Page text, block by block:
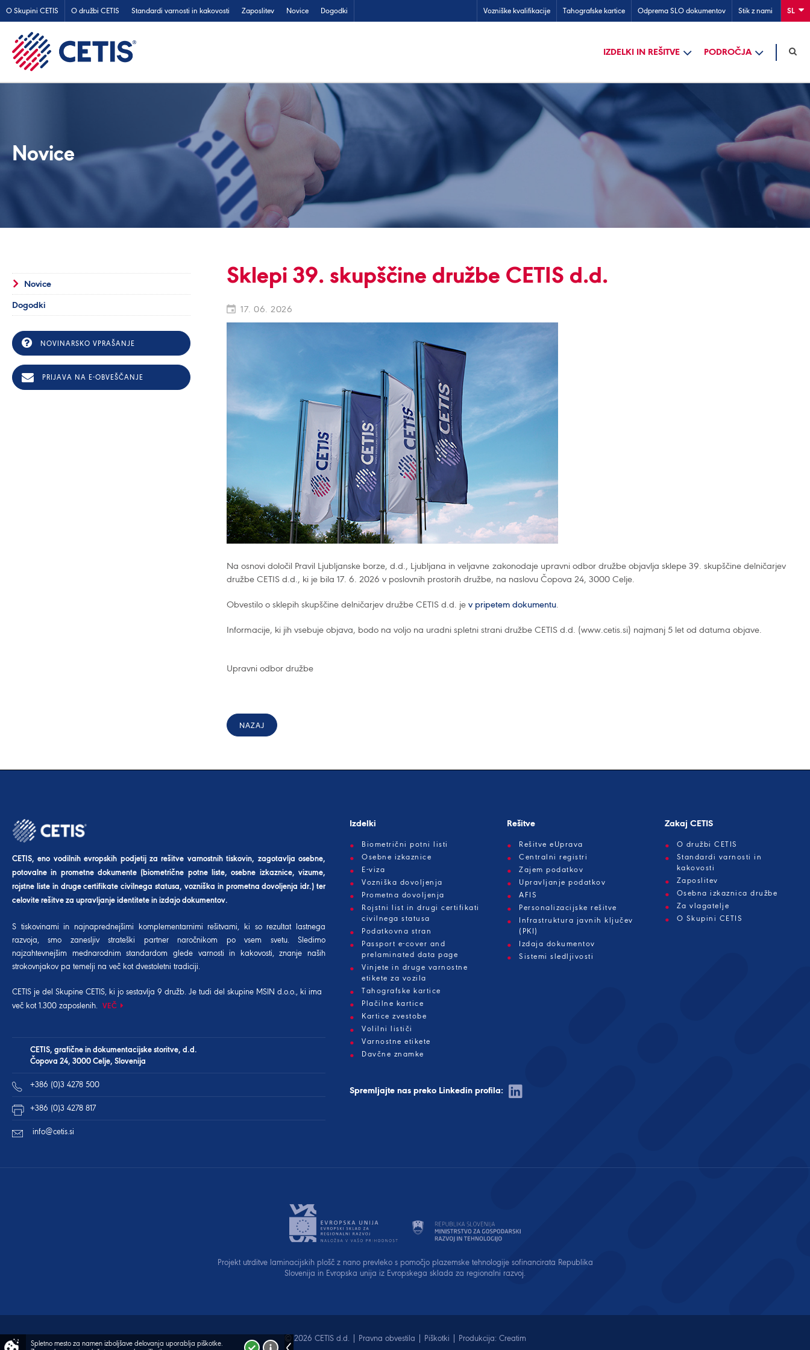
O Skupini CETIS O družbi CETIS Standardi varnosti in kakovosti Zaposlitev Novice Dogodki Vozniške kvalifikacije Tahografske kartice Odprema SLO dokumentov Stik z nami SL
IZDELKI IN REŠITVE PODROČJA
Novice
Novice
Dogodki
NOVINARSKO VPRAŠANJE
PRIJAVA NA E-OBVEŠČANJE
Sklepi 39. skupščine družbe CETIS d.d.
17. 06. 2026
Na osnovi določil Pravil Ljubljanske borze, d.d., Ljubljana in veljavne zakonodaje upravni odbor družbe objavlja sklepe 39. skupščine delničarjev
družbe CETIS d.d., ki je bila 17. 6. 2026 v poslovnih prostorih družbe, na naslovu Čopova 24, 3000 Celje.
Obvestilo o sklepih skupščine delničarjev družbe CETIS d.d. je v pripetem dokumentu.
Informacije, ki jih vsebuje objava, bodo na voljo na uradni spletni strani družbe CETIS d.d. (www.cetis.si) najmanj 5 let od datuma objave.
Upravni odbor družbe
NAZAJ
CETIS, eno vodilnih evropskih podjetij za rešitve varnostnih tiskovin, zagotavlja osebne,
potovalne in prometne dokumente (biometrične potne liste, osebne izkaznice, vizume,
rojstne liste in druge certifikate civilnega statusa, vozniška in prometna dovoljenja idr.) ter
celovite rešitve za upravljanje identitete in izdajo dokumentov.
S tiskovinami in najnaprednejšimi komplementarnimi rešitvami, ki so rezultat lastnega
razvoja, smo zanesljiv strateški partner naročnikom po vsem svetu. Sledimo
najzahtevnejšim mednarodnim standardom glede varnosti in kakovosti, znanje naših
strokovnjakov pa temelji na več kot dvestoletni tradiciji.
CETIS je del Skupine CETIS, ki jo sestavlja 9 družb. Je tudi del skupine MSIN d.o.o., ki ima
več kot 1.300 zaposlenih. VEČ
CETIS, grafične in dokumentacijske storitve, d.d.
Čopova 24, 3000 Celje, Slovenija
+386 (0)3 4278 500
+386 (0)3 4278 817
info@cetis.si
Izdelki
Biometrični potni listi
Osebne izkaznice
E-viza
Vozniška dovoljenja
Prometna dovoljenja
Rojstni list in drugi certifikati
civilnega statusa
Podatkovna stran
Passport e-cover and
prelaminated data page
Vinjete in druge varnostne
etikete za vozila
Tahografske kartice
Plačilne kartice
Kartice zvestobe
Volilni lističi
Varnostne etikete
Davčne znamke
Rešitve
Rešitve eUprava
Centralni registri
Zajem podatkov
Upravljanje podatkov
AFIS
Personalizacijske rešitve
Infrastruktura javnih ključev
(PKI)
Izdaja dokumentov
Sistemi sledljivosti
Zakaj CETIS
O družbi CETIS
Standardi varnosti in
kakovosti
Zaposlitev
Osebna izkaznica družbe
Za vlagatelje
O Skupini CETIS
Spremljajte nas preko Linkedin profila:
Projekt utrditve laminacijskih plošč z nano prevleko s pomočjo plazemske tehnologije sofinancirata Republika
Slovenija in Evropska unija iz Evropskega sklada za regionalni razvoj.
© 2026 CETIS d.d. | Pravna obvestila Piškotki | Produkcija: Creatim
Spletno mesto za namen izboljšave delovanja uporablja piškotke.